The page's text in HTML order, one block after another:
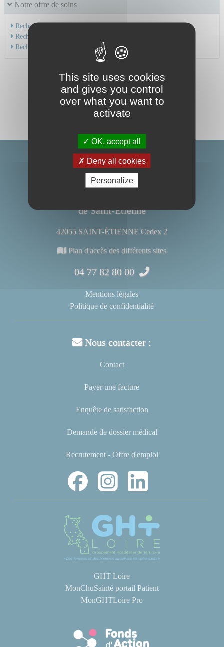
Notre offre de soins
Recherche par service
Recherche par spécialité
Recherche par médecin
de Saint-Étienne
42055 SAINT-ÉTIENNE Cedex 2
Plan d'accès des différents sites
04 77 82 80 00
Mentions légales
Politique de confidentialité
Nous contacter :
Contact
Payer une facture
Enquête de satisfaction
Demande de dossier médical
Recrutement - Offre d'emploi
GHT Loire
MonChuSainté portail Patient
MonGHTLoire Pro
This site uses cookies
and gives you control
over what you want to
activate
OK, accept all
Deny all cookies
Personalize